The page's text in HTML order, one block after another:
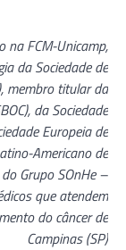
na FCM-Unicamp,
da Sociedade de
membro titular da
da Sociedade
Europeia de
Americano de
Grupo SOnHe –
queatendem
do câncer de
Campinas (SP)